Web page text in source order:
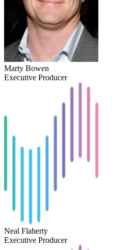
Marty Bowen
Executive Producer
Neal Flaherty
Executive Producer